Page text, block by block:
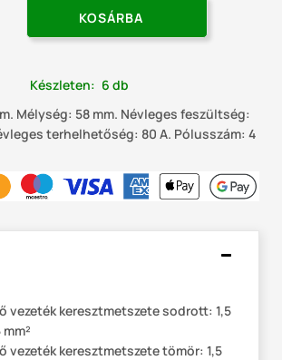
KOSÁRBA
Készleten: 6 db
Mélység: 58 mm. Névleges feszültség:
terhelhetőség: 80 A. Pólusszám: 4
vezeték keresztmetszete sodrott: 1,5
mm²
vezeték keresztmetszete tömör: 1,5